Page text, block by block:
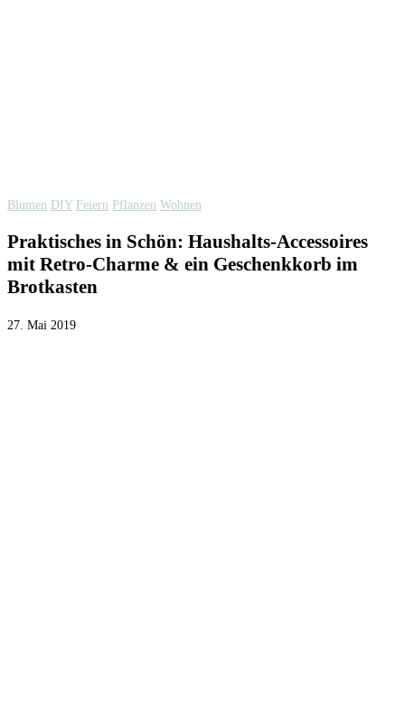
Blumen DIY Feiern Pflanzen Wohnen
Praktisches in Schön: Haushalts-Accessoires
mit Retro-Charme & ein Geschenkkorb im
Brotkasten
27. Mai 2019